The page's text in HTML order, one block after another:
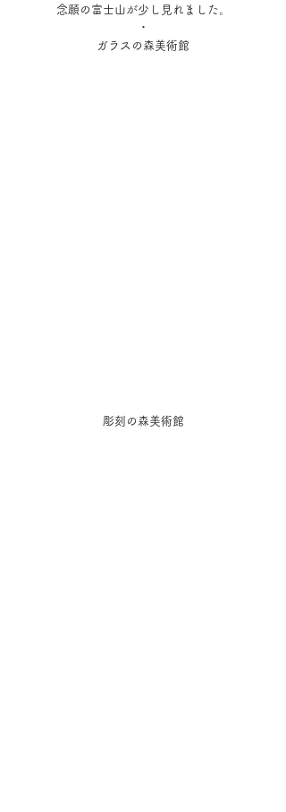
念願の富士山が少し見れました。
・
ガラスの森美術館
彫刻の森美術館